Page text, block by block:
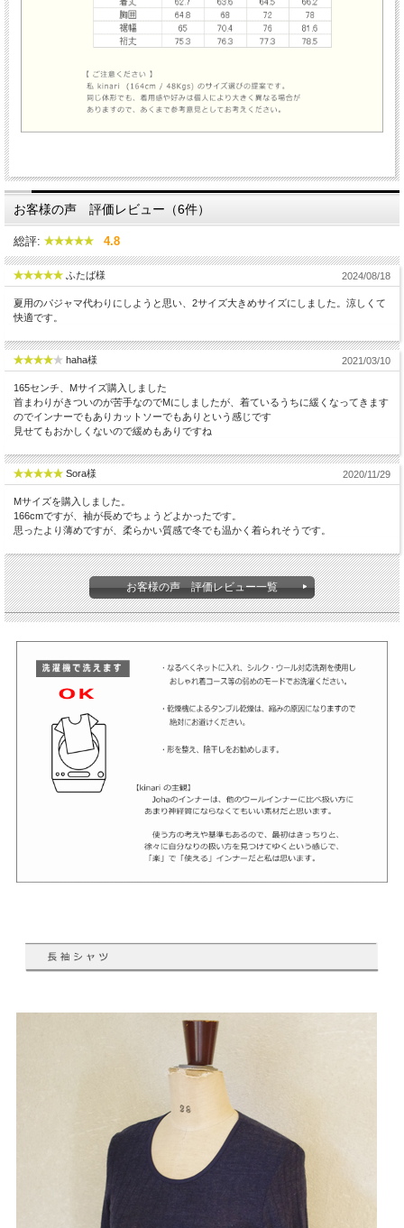
お客様の声 評価レビュー（6件）
総評: 4.8
ふたば様 2024/08/18
夏用のパジャマ代わりにしようと思い、2サイズ大きめサイズにしました。涼しくて
快適です。
haha様 2021/03/10
165センチ、Mサイズ購入しました
首まわりがきついのが苦手なのでMにしましたが、着ているうちに緩くなってきます
のでインナーでもありカットソーでもありという感じです
見せてもおかしくないので緩めもありですね
Sora様 2020/11/29
Mサイズを購入しました。
166cmですが、袖が長めでちょうどよかったです。
思ったより薄めですが、柔らかい質感で冬でも温かく着られそうです。
お客様の声 評価レビュー一覧